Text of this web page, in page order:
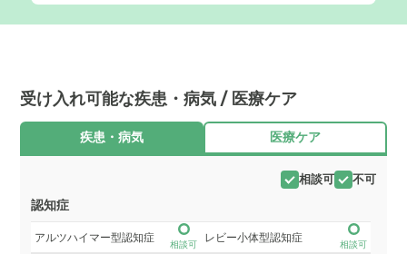
受け入れ可能な疾患・病気 / 医療ケア
疾患・病気 医療ケア
相談可 不可
認知症
アルツハイマー型認知症
相談可
レビー小体型認知症
相談可